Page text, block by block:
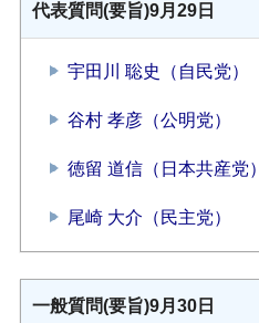
代表質問(要旨)9月29日
宇田川 聡史（自民党）
谷村 孝彦（公明党）
徳留 道信（日本共産党）
尾崎 大介（民主党）
一般質問(要旨)9月30日